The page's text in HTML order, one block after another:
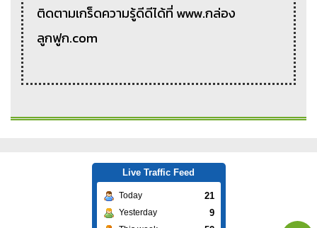
ติดตามเกร็ดความรู้ดีดีได้ที่ www.กล่อง
ลูกฟูก.com
Live Traffic Feed
Today 21
Yesterday 9